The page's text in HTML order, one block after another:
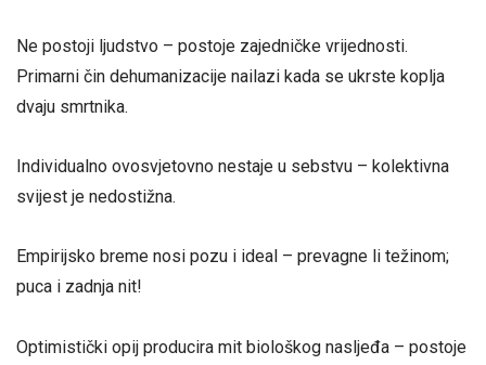
Ne postoji ljudstvo – postoje zajedničke vrijednosti.
Primarni čin dehumanizacije nailazi kada se ukrste koplja
dvaju smrtnika.
Individualno ovosvjetovno nestaje u sebstvu – kolektivna
svijest je nedostižna.
Empirijsko breme nosi pozu i ideal – prevagne li težinom;
puca i zadnja nit!
Optimistički opij producira mit biološkog nasljeđa – postoje